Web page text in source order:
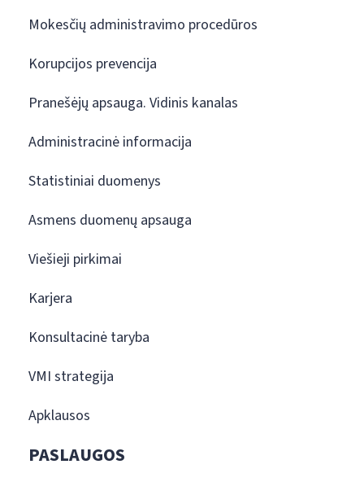
Mokesčių administravimo procedūros
Korupcijos prevencija
Pranešėjų apsauga. Vidinis kanalas
Administracinė informacija
Statistiniai duomenys
Asmens duomenų apsauga
Viešieji pirkimai
Karjera
Konsultacinė taryba
VMI strategija
Apklausos
PASLAUGOS